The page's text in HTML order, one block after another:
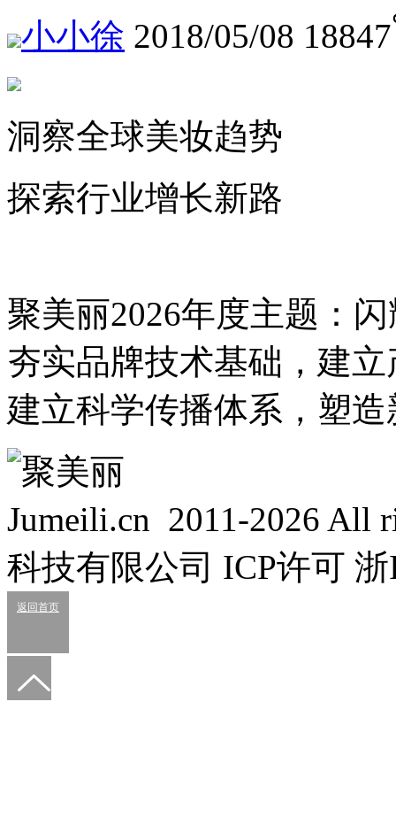
小小徐 2018/05/08 18847
洞察全球美妆趋势
探索行业增长新路
聚美丽2026年度主题：
夯实品牌技术基础，建
建立科学传播体系，塑
Jumeili.cn 2011-2026 All
科技有限公司 ICP许可
返回首页